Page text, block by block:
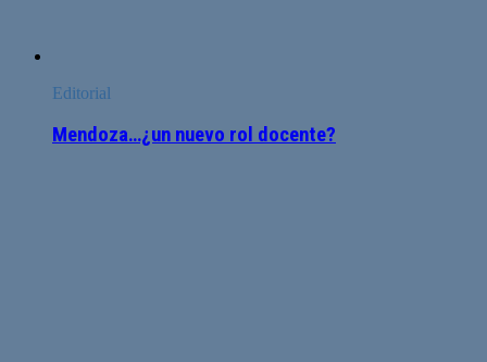
Editorial
Mendoza…¿un nuevo rol docente?